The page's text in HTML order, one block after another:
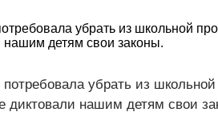
убрать из школьной
нашим детям свои законы.
убрать из
диктовали нашим детям свои